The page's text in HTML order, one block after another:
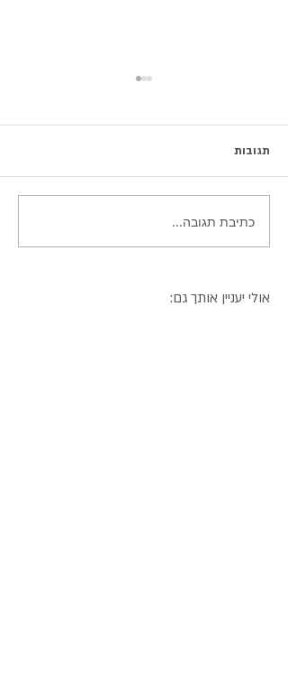
סלט כרובית חיה שמקפיץ את
הארוחה
תגובות
כתיבת תגובה...
אולי יעניין אותך גם: